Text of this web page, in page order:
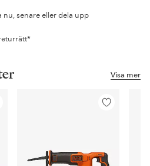
nu, senare eller dela upp
Visa mer
Lägg